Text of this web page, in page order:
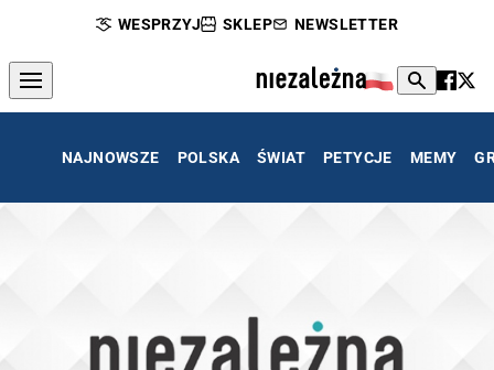
WESPRZYJ SKLEP NEWSLETTER
NAJNOWSZE POLSKA ŚWIAT PETYCJE MEMY